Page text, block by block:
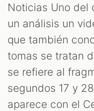
Noticias Uno del
un análisis un
que también
tomas se tratan
se refiere al
segundos 17 y
aparece con el